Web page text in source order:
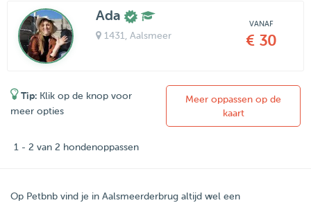
Ada
1431 , Aalsmeer
VANAF
€ 30
Tip: Klik op de knop voor
meer opties
Meer oppassen op de
kaart
1 - 2 van 2 hondenoppassen
Op Petbnb vind je in Aalsmeerderbrug altijd wel een